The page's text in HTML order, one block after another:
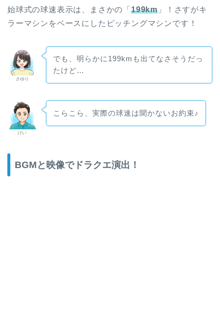
始球式の球速表示は、まさかの「 199km 」！さすがキ
ラーマシンをベースにしたピッチングマシンです！
さゆり
でも、明らかに199kmも出てなさそうだっ
たけど…
けい
こらこら、実際の球速は聞かないお約束♪
BGMと映像でドラクエ演出！